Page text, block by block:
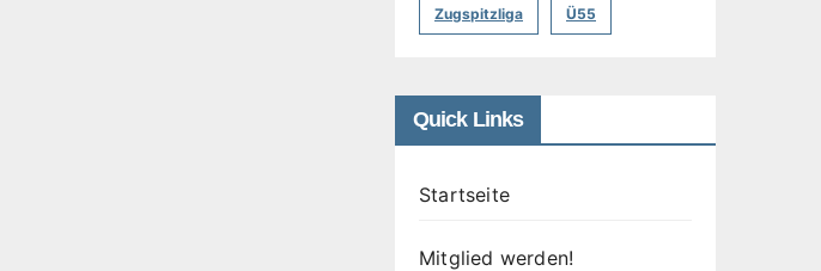
Zugspitzliga Ü55
Quick Links
Startseite
Mitglied werden!